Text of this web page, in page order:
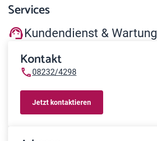
Services
Kundendienst & Wartung
Kontakt
08232/4298
Jetzt kontaktieren